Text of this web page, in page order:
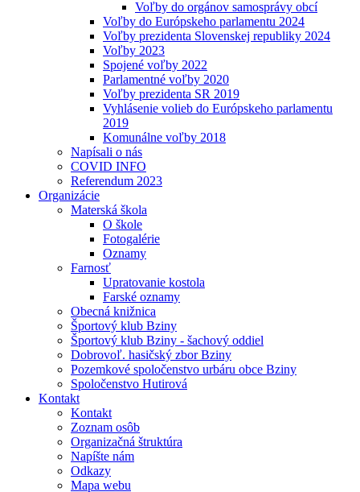
Voľby do orgánov samosprávy obcí
Voľby do Európskeho parlamentu 2024
Voľby prezidenta Slovenskej republiky 2024
Voľby 2023
Spojené voľby 2022
Parlamentné voľby 2020
Voľby prezidenta SR 2019
Vyhlásenie volieb do Európskeho parlamentu
2019
Komunálne voľby 2018
Napísali o nás
COVID INFO
Referendum 2023
Organizácie
Materská škola
O škole
Fotogalérie
Oznamy
Farnosť
Upratovanie kostola
Farské oznamy
Obecná knižnica
Športový klub Bziny
Športový klub Bziny - šachový oddiel
Dobrovoľ. hasičský zbor Bziny
Pozemkové spoločenstvo urbáru obce Bziny
Spoločenstvo Hutirová
Kontakt
Kontakt
Zoznam osôb
Organizačná štruktúra
Napíšte nám
Odkazy
Mapa webu